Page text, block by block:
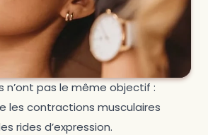
n’ont pas le même objectif :
les contractions musculaires
rides d’expression.